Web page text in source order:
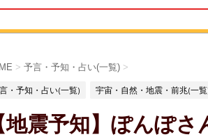
> 予言・予知・占い(一覧) >
・予知・占い(一覧) 宇宙・自然・地震・前兆(一
地震予知】ぽんぽ